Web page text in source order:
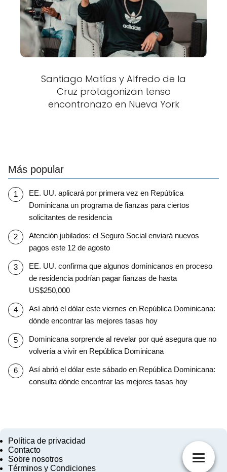
Santiago Matías y Alfredo de la
Cruz protagonizan tenso
encontronazo en Nueva York
Más popular
EE. UU. aplicará por primera vez en República
Dominicana un programa de fianzas para ciertos
solicitantes de residencia
Atención jubilados: el Seguro Social enviará nuevos
pagos este 12 de agosto
EE. UU. confirma que algunos dominicanos en proceso
de residencia podrían pagar fianzas de hasta
US$250,000
Así abrió el dólar este viernes en República Dominicana:
dónde encontrar las mejores tasas hoy
Dominicana sorprende al revelar por qué asegura que no
volvería a vivir en República Dominicana
Así abrió el dólar este sábado en República Dominicana:
consulta dónde encontrar las mejores tasas hoy
Política de privacidad
Contacto
Sobre nosotros
Términos y Condiciones